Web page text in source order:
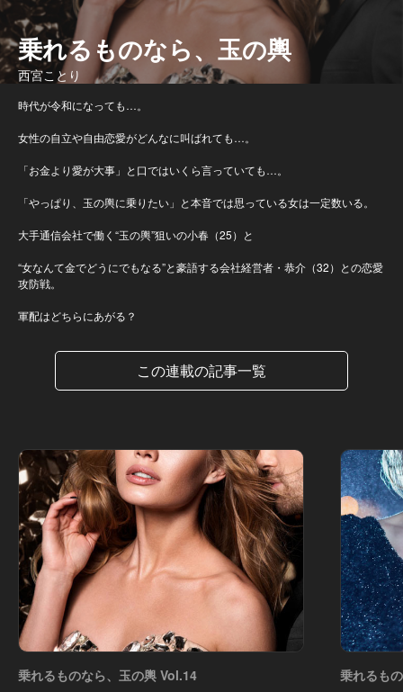
乗れるものなら、玉の輿
西宮ことり
時代が令和になっても…。
女性の自立や自由恋愛がどんなに叫ばれても…。
「お金より愛が大事」と口ではいくら言っていても…。
「やっぱり、玉の輿に乗りたい」と本音では思っている女は一定数いる。
大手通信会社で働く“玉の輿”狙いの小春（25）と
“女なんて金でどうにでもなる”と豪語する会社経営者・恭介（32）との恋愛
攻防戦。
軍配はどちらにあがる？
この連載の記事一覧
乗れるものなら、玉の輿 Vol.14 乗れるも